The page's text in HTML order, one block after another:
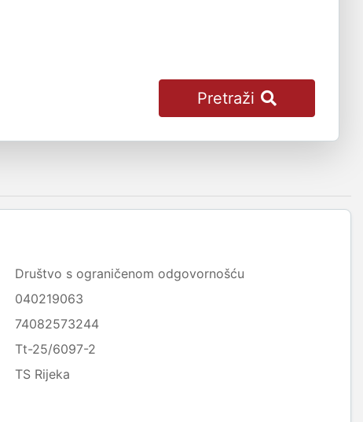
Pretraži
Društvo s ograničenom odgovornošću
040219063
74082573244
Tt-25/6097-2
TS Rijeka